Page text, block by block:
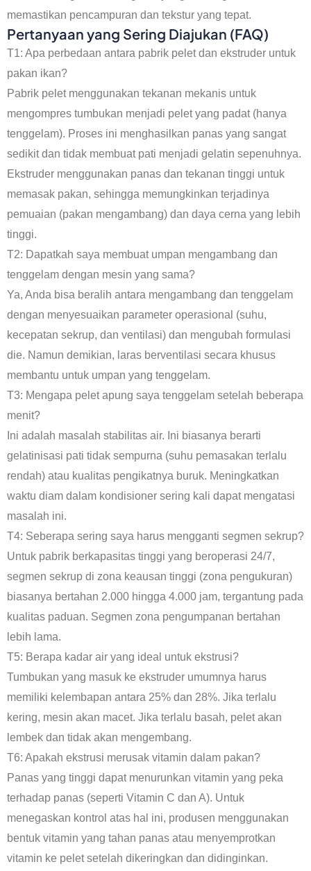
memastikan pencampuran dan tekstur yang tepat.
Pertanyaan yang Sering Diajukan (FAQ)
T1: Apa perbedaan antara pabrik pelet dan ekstruder untuk
pakan ikan?
Pabrik pelet menggunakan tekanan mekanis untuk
mengompres tumbukan menjadi pelet yang padat (hanya
tenggelam). Proses ini menghasilkan panas yang sangat
sedikit dan tidak membuat pati menjadi gelatin sepenuhnya.
Ekstruder menggunakan panas dan tekanan tinggi untuk
memasak pakan, sehingga memungkinkan terjadinya
pemuaian (pakan mengambang) dan daya cerna yang lebih
tinggi.
T2: Dapatkah saya membuat umpan mengambang dan
tenggelam dengan mesin yang sama?
Ya, Anda bisa beralih antara mengambang dan tenggelam
dengan menyesuaikan parameter operasional (suhu,
kecepatan sekrup, dan ventilasi) dan mengubah formulasi
die. Namun demikian, laras berventilasi secara khusus
membantu untuk umpan yang tenggelam.
T3: Mengapa pelet apung saya tenggelam setelah beberapa
menit?
Ini adalah masalah stabilitas air. Ini biasanya berarti
gelatinisasi pati tidak sempurna (suhu pemasakan terlalu
rendah) atau kualitas pengikatnya buruk. Meningkatkan
waktu diam dalam kondisioner sering kali dapat mengatasi
masalah ini.
T4: Seberapa sering saya harus mengganti segmen sekrup?
Untuk pabrik berkapasitas tinggi yang beroperasi 24/7,
segmen sekrup di zona keausan tinggi (zona pengukuran)
biasanya bertahan 2.000 hingga 4.000 jam, tergantung pada
kualitas paduan. Segmen zona pengumpanan bertahan
lebih lama.
T5: Berapa kadar air yang ideal untuk ekstrusi?
Tumbukan yang masuk ke ekstruder umumnya harus
memiliki kelembapan antara 25% dan 28%. Jika terlalu
kering, mesin akan macet. Jika terlalu basah, pelet akan
lembek dan tidak akan mengembang.
T6: Apakah ekstrusi merusak vitamin dalam pakan?
Panas yang tinggi dapat menurunkan vitamin yang peka
terhadap panas (seperti Vitamin C dan A). Untuk
menegaskan kontrol atas hal ini, produsen menggunakan
bentuk vitamin yang tahan panas atau menyemprotkan
vitamin ke pelet setelah dikeringkan dan didinginkan.